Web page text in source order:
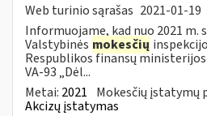
Web turinio sąrašas 2021-01-19
Informuojame, kad nuo 2021 m.
Valstybinės mokesčių
Respublikos finansų
VA-93 „Dėl...
Metai: 2021 Mokesčių įstatymų
Akcizų įstatymas